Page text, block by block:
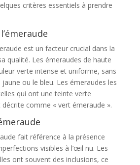
critères essentiels à prendre
est un facteur crucial dans la
qualité. Les émeraudes de haute
verte intense et uniforme, sans
ou le bleu. Les émeraudes les
qui ont une teinte verte
comme « vert émeraude ».
fait référence à la présence
visibles à l’œil nu. Les
ont souvent des inclusions, ce